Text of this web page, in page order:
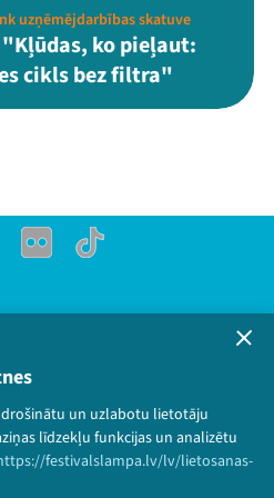
un uzlabotu lietotāju
līdzekļu funkcijas un analizētu
festivalslampa.lv/lv/lietosanas-
uzņēmējdarbības skatuve
ko pieļaut:
cikls bez filtra"
Flick TikTok
Visas tiesības